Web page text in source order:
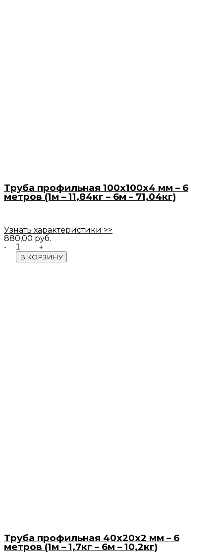
Труба профильная 100х100х4 мм – 6
метров (1м – 11,84кг – 6м – 71,04кг)
Узнать характеристики >>
880,00 руб.
Quantity
В КОРЗИНУ
Труба профильная 40х20х2 мм – 6
метров (1м – 1,7кг – 6м – 10,2кг)